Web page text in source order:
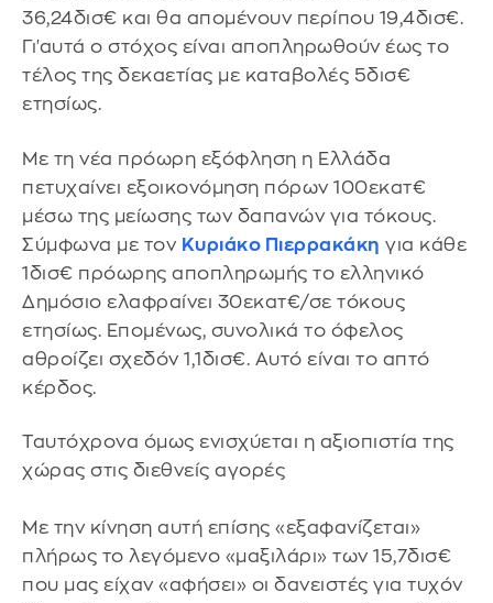
36,24δισ€ και θα απομένουν περίπου 19,4δισ€.
Γι'αυτά ο στόχος είναι αποπληρωθούν έως το
τέλος της δεκαετίας με καταβολές 5δισ€
ετησίως.
Με τη νέα πρόωρη εξόφληση η Ελλάδα
πετυχαίνει εξοικονόμηση πόρων 100εκατ€
μέσω της μείωσης των δαπανών για τόκους.
Σύμφωνα με τον Κυριάκο Πιερρακάκη για κάθε
1δισ€ πρόωρης αποπληρωμής το ελληνικό
Δημόσιο ελαφραίνει 30εκατ€/σε τόκους
ετησίως. Επομένως, συνολικά το όφελος
αθροίζει σχεδόν 1,1δισ€. Αυτό είναι το απτό
κέρδος.
Ταυτόχρονα όμως ενισχύεται η αξιοπιστία της
χώρας στις διεθνείς αγορές
Με την κίνηση αυτή επίσης «εξαφανίζεται»
πλήρως το λεγόμενο «μαξιλάρι» των 15,7δισ€
που μας είχαν «αφήσει» οι δανειστές για τυχόν